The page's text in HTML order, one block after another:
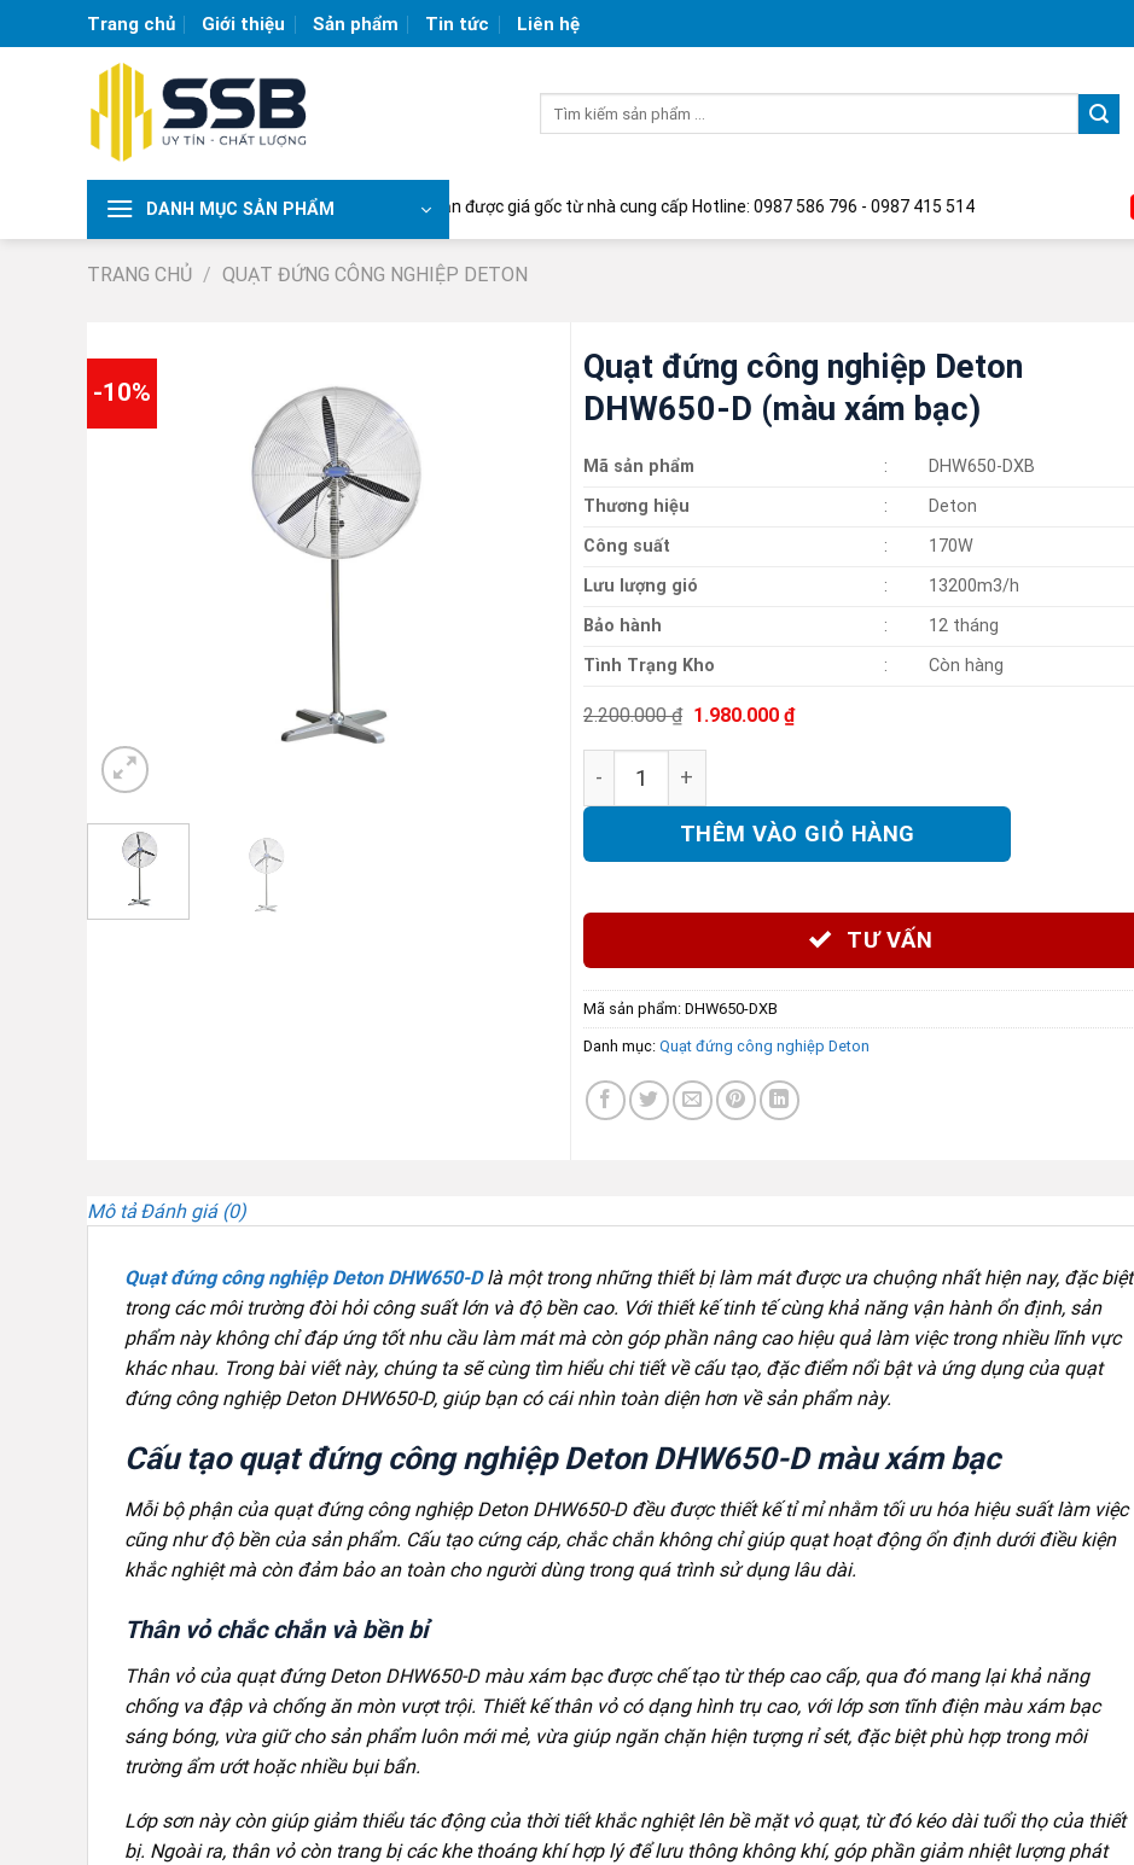
to
Trang chủ Giới thiệu Sản phẩm Tin tức Liên hệ
DANH MỤC SẢN PHẨM
công nghiệp lớn nhất Việt Nam | Liên hệ để nhận được giá gốc từ nhà cung cấp Hotline: 0987 586 796 - 0987 415 514
TRANG CHỦ / QUẠT ĐỨNG CÔNG NGHIỆP DETON
-10%
Quạt đứng công nghiệp Deton
DHW650-D (màu xám bạc)
Mã sản phẩm :
DHW650-DXB
Thương hiệu
:
Deton
Công suất
:
170W
Lưu lượng gió
:
13200m3/h
Bảo hành
:
12 tháng
Tình Trạng Kho
: Còn hàng
2.200.000₫ Giá
là:
2.200.000 ₫.
1.980.000 ₫Giá
hiện
THÊM VÀO GIỎ HÀNG
TƯ VẤN
Mã sản phẩm: DHW650-DXB
Danh mục: Quạt đứng công nghiệp Deton
Mô tả Đánh giá (0)
Quạt đứng công nghiệp Deton DHW650-Dlà một trong những thiết bị làm mát được ưa chuộng nhất hiện nay, đặc biệt
trong các môi trường đòi hỏi công suất lớn và độ bền cao. Với thiết kế tinh tế cùng khả năng vận hành ổn định, sản
phẩm này không chỉ đáp ứng tốt nhu cầu làm mát mà còn góp phần nâng cao hiệu quả làm việc trong nhiều lĩnh vực
khác nhau. Trong bài viết này, chúng ta sẽ cùng tìm hiểu chi tiết về cấu tạo, đặc điểm nổi bật và ứng dụng của quạt
đứng công nghiệp Deton DHW650-D, giúp bạn có cái nhìn toàn diện hơn về sản phẩm này.
Cấu tạo quạt đứng công nghiệp Deton DHW650-D màu xám bạc
Mỗi bộ phận của quạt đứng công nghiệp Deton DHW650-D đều được thiết kế tỉ mỉ nhằm tối ưu hóa hiệu suất làm việc
cũng như độ bền của sản phẩm. Cấu tạo cứng cáp, chắc chắn không chỉ giúp quạt hoạt động ổn định dưới điều kiện
khắc nghiệt mà còn đảm bảo an toàn cho người dùng trong quá trình sử dụng lâu dài.
Thân vỏ chắc chắn và bền bỉ
Thân vỏ của quạt đứng Deton DHW650-D màu xám bạc được chế tạo từ thép cao cấp, qua đó mang lại khả năng
chống va đập và chống ăn mòn vượt trội. Thiết kế thân vỏ có dạng hình trụ cao, với lớp sơn tĩnh điện màu xám bạc
sáng bóng, vừa giữ cho sản phẩm luôn mới mẻ, vừa giúp ngăn chặn hiện tượng rỉ sét, đặc biệt phù hợp trong môi
trường ẩm ướt hoặc nhiều bụi bẩn.
Lớp sơn này còn giúp giảm thiểu tác động của thời tiết khắc nghiệt lên bề mặt vỏ quạt, từ đó kéo dài tuổi thọ của thiết
bị. Ngoài ra, thân vỏ còn trang bị các khe thoáng khí hợp lý để lưu thông không khí, góp phần giảm nhiệt lượng phát